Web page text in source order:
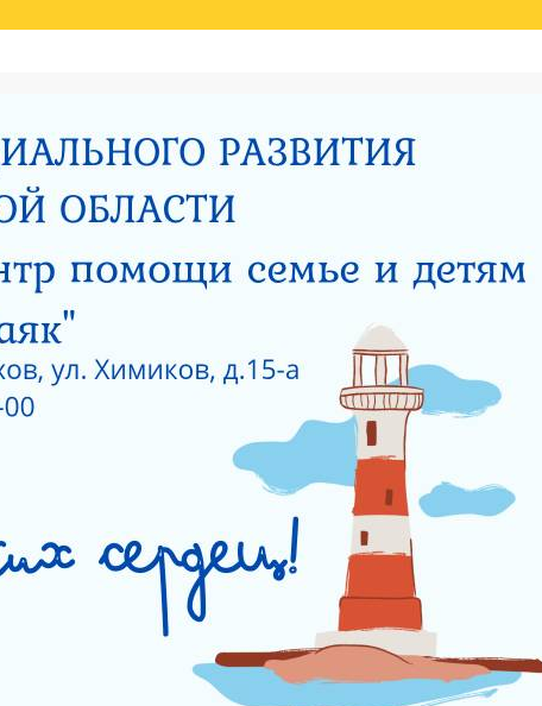
ЗАКЛЮЧЕНИЕ ВИДЕО
СОЦИАЛЬНО-РЕАБИЛИТАЦИОННЫЙ ЦЕНТР ДЛЯ
МЕДИЦИНСКОЙ ДЕЯТЕЛЬНОСТИ
ИЗ ОКНА?
ПОДВЕДОМСТВЕННЫХ МИНИСТЕРСТВУ СОЦИАЛЬНОГО
НЕЗАВИСИМОЙ ОЦЕНКИ КАЧЕСТВА РАБОТЫ ГКУСО МО
(2015 ГОД)
ЗАЩИТА ПРАВ ДЕТЕЙ
ПОРЯДОК ПОДАЧИ ОБРАЩЕНИЯ
СЕМЕЙ #15513 (БЕЗ НАЗВАНИЯ)
СИРОТ УЧАСТКОВАЯ СОЦИАЛЬНАЯ СЛУЖБА